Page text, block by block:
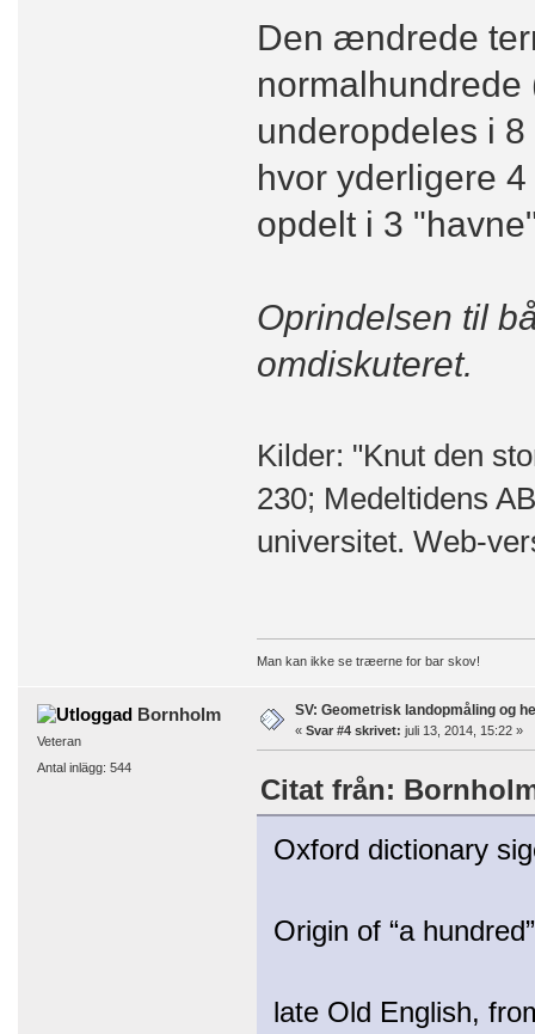
Den ændrede
underopdeles i
hvor yderligere
opdelt i 3
Oprindelsen til
omdiskuteret.
Kilder: "Knut den
230; Medeltidens
universitet. Web-
Man kan ikke se træerne for bar skov!
Bornholm
Veteran
Antal inlägg: 544
SV: Geometrisk landopmåling og
« Svar #4 skrivet: juli 13, 2014, 15:22 »
Citat från:
Oxford dictionary
Origin of “a
late Old English,